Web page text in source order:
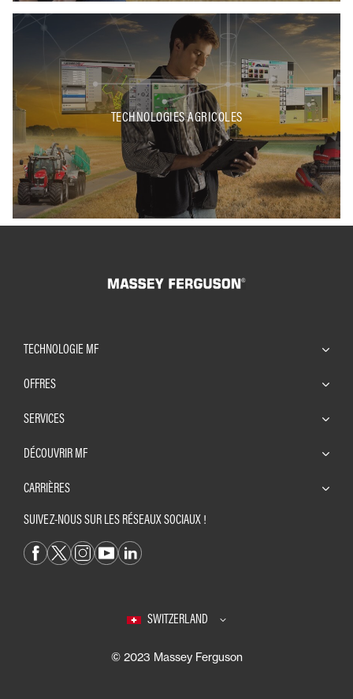
TECHNOLOGIES AGRICOLES
TECHNOLOGIE MF
OFFRES
SERVICES
DÉCOUVRIR MF
CARRIÈRES
SUIVEZ-NOUS SUR LES RÉSEAUX SOCIAUX !
SWITZERLAND
© 2023 Massey Ferguson